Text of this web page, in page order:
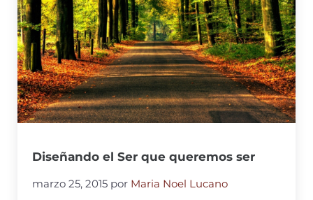
Diseñando el Ser que queremos ser
marzo 25, 2015 por Maria Noel Lucano